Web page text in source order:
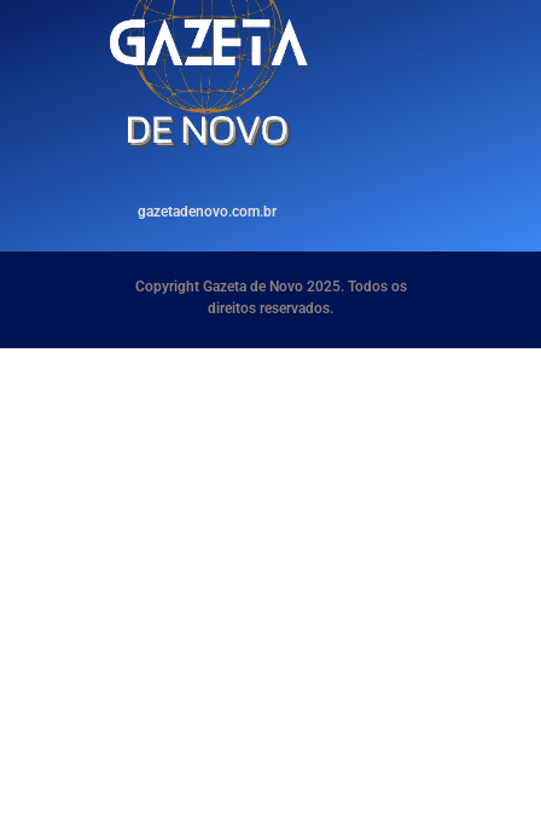
gazetadenovo.com.br
Copyright Gazeta de Novo 2025. Todos os
direitos reservados.